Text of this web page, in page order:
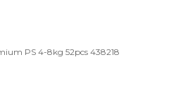
PS 4-8kg 52pcs 438218